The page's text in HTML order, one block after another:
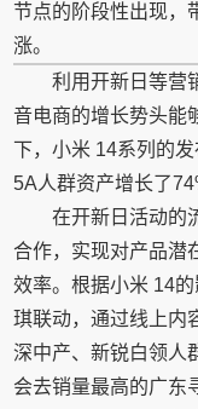
节点的阶段性出现，
涨。
利用开新日等营
音电商的增长势头能
下，小米 14系列的
5A人群资产增长了
在开新日活动的
合作，实现对产品潜
效率。根据小米 14
琪联动，通过线上内
深中产、新锐白领人
会去销量最高的广东